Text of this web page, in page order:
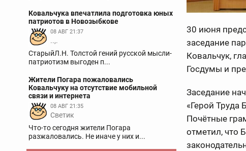
Ковальчука впечатлила подготовка юных
патриотов в Новозыбкове
08 АВГ 21:37
..,.
СтарыйЛ.Н. Толстой гений русской мысли-
патриотизм выгоден п...
Жители Погара пожаловались
Ковальчуку на отсутствие мобильной
связи и интернета
08 АВГ 21:35
Светик
Что-то сегодня жители Погара
разжаловались. Не иначе у них и...
30 июня
заседание
Ковальчук,
Госдумы и
Заседание
«Герой Труда
Почётные
отметил, что